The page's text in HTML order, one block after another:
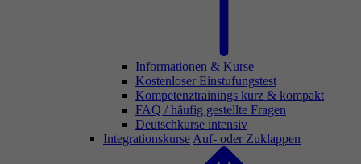
Informationen & Kurse
Kostenloser Einstufungstest
Kompetenztrainings kurz & kompakt
FAQ / häufig gestellte Fragen
Deutschkurse intensiv
Integrationskurse Auf- oder Zuklappen